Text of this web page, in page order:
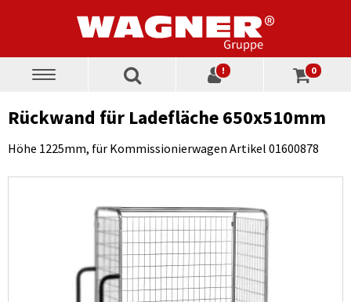
Toggle
! 0
Rückwand für Ladefläche 650x510mm
Höhe 1225mm, für Kommissionierwagen Artikel 01600878